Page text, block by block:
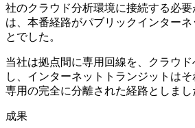
社のクラウド分析環境に接続する必
は、本番経路がパブリックインター
とでした。
当社は拠点間に専用回線を、クラウ
し、インターネットトランジットは
専用の完全に分離された経路としまし
成果